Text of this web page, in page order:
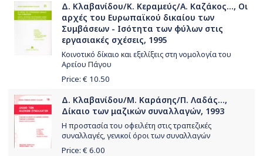
Δ. Κλαβανίδου/Κ. Κεραμεύς/Α. Καζάκος..., Οι
αρχές του Ευρωπαϊκού δικαίου των
Συμβάσεων - Ισότητα των φύλων στις
εργασιακές σχέσεις, 1995
Κοινοτικό δίκαιο και εξελίξεις στη νομολογία του
Αρείου Πάγου
Price: € 10.50
Δ. Κλαβανίδου/Μ. Καράσης/Π. Λαδάς...,
Δίκαιο των μαζικών συναλλαγών, 1993
Η προστασία του οφειλέτη στις τραπεζικές
συναλλαγές, γενικοί όροι των συναλλαγών
Price: € 6.00